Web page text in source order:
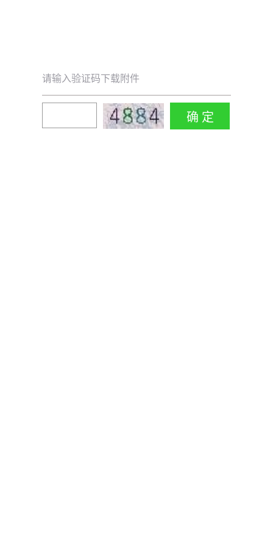
请输入验证码下载附件